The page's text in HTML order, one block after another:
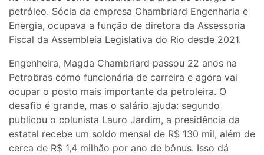
petróleo. Sócia da empresa Chambriard Engenharia e
Energia, ocupava a função de diretora da Assessoria
Fiscal da Assembleia Legislativa do Rio desde 2021.
Engenheira, Magda Chambriard passou 22 anos na
Petrobras como funcionária de carreira e agora vai
ocupar o posto mais importante da petroleira. O
desafio é grande, mas o salário ajuda: segundo
publicou o colunista Lauro Jardim, a presidência da
estatal recebe um soldo mensal de R$ 130 mil, além de
cerca de R$ 1,4 milhão por ano de bônus. Isso dá